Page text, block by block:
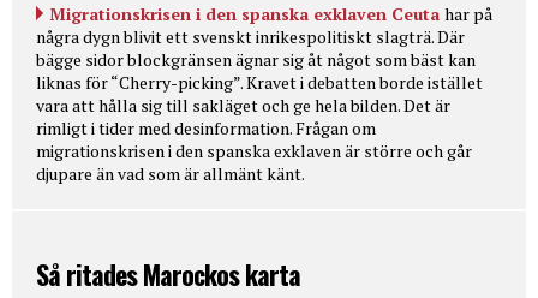
Migrationskrisen i den spanska exklaven Ceuta har på
några dygn blivit ett svenskt inrikespolitiskt slagträ. Där
bägge sidor blockgränsen ägnar sig åt något som bäst kan
liknas för “Cherry-picking”. Kravet i debatten borde istället
vara att hålla sig till sakläget och ge hela bilden. Det är
rimligt i tider med desinformation. Frågan om
migrationskrisen i den spanska exklaven är större och går
djupare än vad som är allmänt känt.
Så ritades Marockos karta